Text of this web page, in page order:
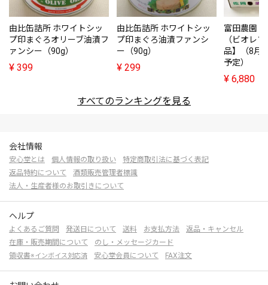
由比缶詰所 ホワイトシッ
プ印まぐろオリーブ油漬フ
ァンシー（90g）
¥ 399
由比缶詰所 ホワイトシッ
プ印まぐろ油漬ファンシ
ー（90g）
¥ 299
富田農園
（ビオレ
品】（8月
予定）
¥ 6,880
すべてのランキングを見る
会社情報
安心堂とは 個人情報の取り扱い
特定商取引法に基づく表記
返品特約について
酒類販売管理者標識
法人・生産者様のお取引きについて
ヘルプ
よくあるご質問 発送日について 送料 お支払方法
返品・キャンセル
在庫・販売期間について
のし・メッセージカード
領収書※インボイス対応済 安心堂会員について FAX注文